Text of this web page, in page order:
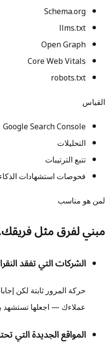
Schema.org
llms.txt
Open Graph
Core Web Vitals
robots.txt
القياس
Google Search Console
التحليلات
تتبع الترتيبات
فحوصات استشهادات
لمن هو مناسب
مبني لفرق مثل
الشركات التي تفقد
حركة المرور ثابتة لكن
عملاءك — اجعلها تستشهد
المواقع الجديدة التي